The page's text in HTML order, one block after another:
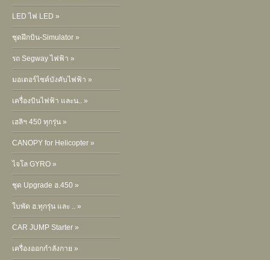
LED ไฟ LED »
ชุดฝึกบิน-Simulator »
รถ Segway ไฟฟ้า »
มอเตอร์ไซค์บังคับไฟฟ้า »
เครื่องบินไฟฟ้า และน.. »
เฮลิฯ 450 ทุกรุ่น »
CANOPY for Helicopter »
ไจโล GYRO »
ชุด Upgrade ฮ.450 »
ใบพัด ฮ.ทุกรุ่น และ .. »
CAR JUMP Starter »
เครื่องออกกำลังกาย »